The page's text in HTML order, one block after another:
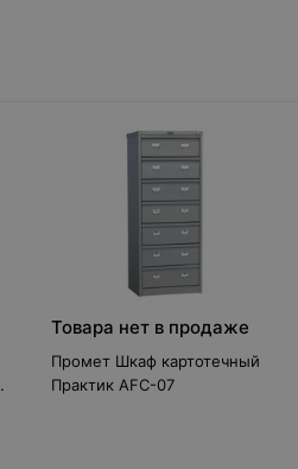
Товара нет в продаже
Промет Шкаф картотечный
Практик AFC-07